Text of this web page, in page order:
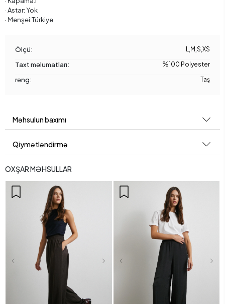
· Astar: Yok
· Menşei:Türkiye
Ölçü: L M S XS
Taxt məlumatları: %100 Polyester
rəng: Taş
Məhsulun baxımı
Qiymətləndirmə
OXŞAR MƏHSULLAR